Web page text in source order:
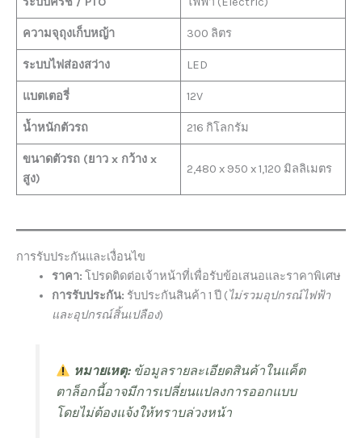
ความจุถุงเก็บหญ้า 300 ลิตร
ระบบไฟส่องสว่าง LED
แบตเตอรี่ 12V
น้ำหนักตัวรถ 216 กิโลกรัม
ขนาดตัวรถ (ยาว x กว้าง x
สูง)
2,480 x 950 x 1,120 มิลลิเมตร
การรับประกันและเงื่อนไข
ราคา: โปรดติดต่อเจ้าหน้าที่เพื่อรับข้อเสนอและราคาพิเศษ
การรับประกัน: รับประกันสินค้า 1 ปี (ไม่รวมอุปกรณ์ไฟฟ้า
และอุปกรณ์สิ้นเปลือง)
หมายเหตุ:ข้อมูลรายละเอียดสินค้าในแค็ต
ตาล็อกนี้อาจมีการเปลี่ยนแปลงการออกแบบ
โดยไม่ต้องแจ้งให้ทราบล่วงหน้า